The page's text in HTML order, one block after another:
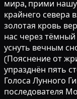
мира, прими
крайнего севера
золотая кровь
нас через
уснуть вечным
(Пояснение от
упразднён пять
Голоса Лунного
последователя